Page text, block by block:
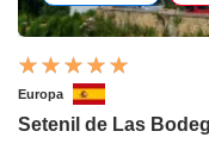
Europa
Setenil de Las